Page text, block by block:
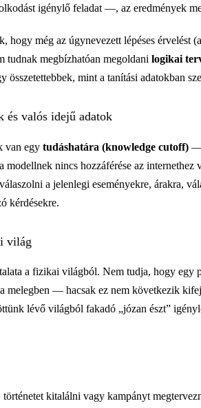
igénylő feladat —, az eredmények
hogy még az úgynevezett lépéses érvelést
tudnak megbízhatóan megoldani logikai
összetettebbek, mint a tanítási adatokban
valós idejű adatok
van egy tudáshatára (knowledge cutoff) —
modellnek nincs hozzáférése az internethez
a jelenlegi eseményekre, árakra,
kérdésekre.
világ
a fizikai világból. Nem tudja, hogy egy
melegben — hacsak ez nem következik
lévő világból fakadó „józan észt”
kitalálni vagy kampányt